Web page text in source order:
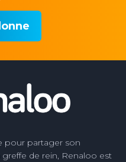
pour partager son
de rein, Renaloo est